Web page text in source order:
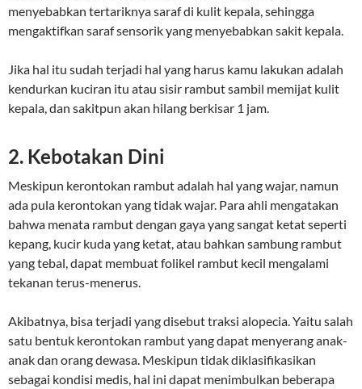
menyebabkan tertariknya saraf di kulit kepala, sehingga
mengaktifkan saraf sensorik yang menyebabkan sakit kepala.
Jika hal itu sudah terjadi hal yang harus kamu lakukan adalah
kendurkan kuciran itu atau sisir rambut sambil memijat kulit
kepala, dan sakitpun akan hilang berkisar 1 jam.
2. Kebotakan Dini
Meskipun kerontokan rambut adalah hal yang wajar, namun
ada pula kerontokan yang tidak wajar. Para ahli mengatakan
bahwa menata rambut dengan gaya yang sangat ketat seperti
kepang, kucir kuda yang ketat, atau bahkan sambung rambut
yang tebal, dapat membuat folikel rambut kecil mengalami
tekanan terus-menerus.
Akibatnya, bisa terjadi yang disebut traksi alopecia. Yaitu salah
satu bentuk kerontokan rambut yang dapat menyerang anak-
anak dan orang dewasa. Meskipun tidak diklasifikasikan
sebagai kondisi medis, hal ini dapat menimbulkan beberapa